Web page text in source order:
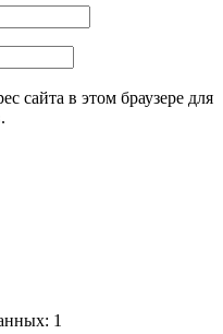
сайта в этом браузере для
1